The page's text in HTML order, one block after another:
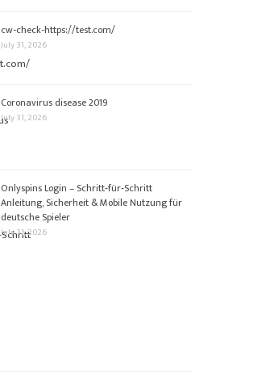
cw-check-https://test.com/
July 31, 2026
Coronavirus disease 2019
July 31, 2026
Onlyspins Login – Schritt‑für‑Schritt
Anleitung, Sicherheit & Mobile Nutzung für
deutsche Spieler
July 31, 2026